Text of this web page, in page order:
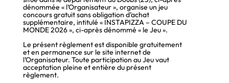
dénommée « l’Organisateur », organise un jeu
concours gratuit sans obligation d’achat
supplémentaire, intitulé « INSTAPIZZA – COUPE DU
MONDE 2026 », ci-après dénommé « le Jeu ».
Le présent règlement est disponible gratuitement
et en permanence sur le site internet de
l’Organisateur. Toute participation au Jeu vaut
acceptation pleine et entière du présent
règlement.